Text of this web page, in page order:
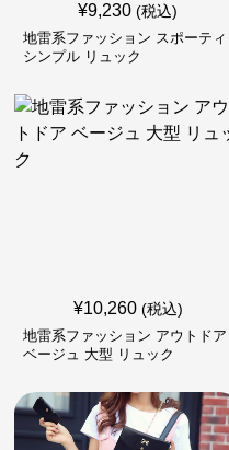
¥9,230 (税込)
地雷系ファッション スポーティ
シンプル リュック
¥10,260 (税込)
地雷系ファッション アウトドア
ベージュ 大型 リュック